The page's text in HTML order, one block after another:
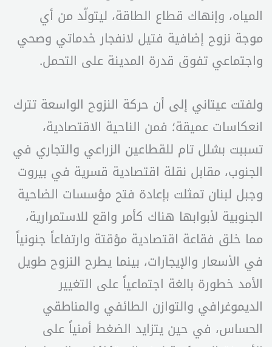
المياه، وإنهاك قطاع الطاقة، ليتولّد من أي
موجة نزوح إضافية فتيل لانفجار خدماتي وصحي
واجتماعي تفوق قدرة المدينة على التحمل.
ولفتت عيتاني إلى أن حركة النزوح الواسعة تترك
انعكاسات عميقة؛ فمن الناحية الاقتصادية،
تسببت بشلل تام للقطاعين الزراعي والتجاري في
الجنوب، مقابل نقلة اقتصادية قسرية في بيروت
وجبل لبنان تمثلت بإعادة فتح مؤسسات الضاحية
الجنوبية لأبوابها هناك كأمر واقع للاستمرارية،
مما خلق فقاعة اقتصادية مؤقتة وارتفاعاً جنونياً
في الأسعار والإيجارات، بينما يطرح النزوح طويل
الأمد خطورة بالغة اجتماعياً على التغيير
الديموغرافي والتوازن الطائفي والمناطقي
الحساس، في حين يتزايد الضغط أمنياً على